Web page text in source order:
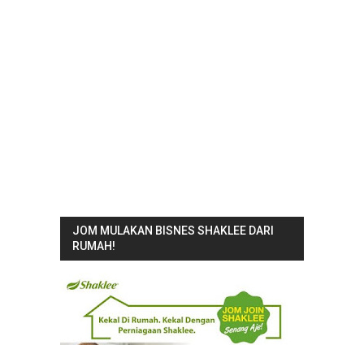
JOM MULAKAN BISNES SHAKLEE DARI
RUMAH!